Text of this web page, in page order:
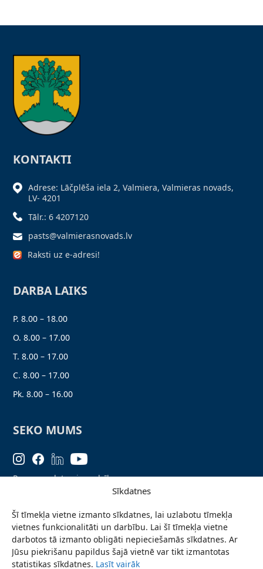
Sīkdatnes
Šī tīmekļa vietne izmanto sīkdatnes, lai uzlabotu tīmekļa
vietnes funkcionalitāti un darbību. Lai šī tīmekļa vietne
darbotos tā izmanto obligāti nepieciešamās sīkdatnes. Ar
Jūsu piekrišanu papildus šajā vietnē var tikt izmantotas
statistikas sīkdatnes. Lasīt vairāk
KONTAKTI
Adrese: Lāčplēša iela 2, Valmiera, Valmieras novads,
LV- 4201
Tālr.: 6 4207120
pasts@valmierasnovads.lv
Raksti uz e-adresi!
DARBA LAIKS
P. 8.00 – 18.00
O. 8.00 – 17.00
T. 8.00 – 17.00
C. 8.00 – 17.00
Pk. 8.00 – 16.00
SEKO MUMS
Personas datu aizsardzība
Ziņo par problēmu
Pieteikties jaunumiem
Piekļūstamības paziņojums